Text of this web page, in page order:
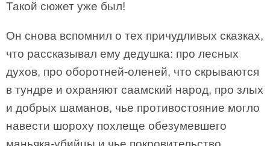
Такой сюжет уже был!
Он снова вспомнил о тех причудливых сказках,
что рассказывал ему дедушка: про лесных
духов, про оборотней-оленей, что скрываются
в тундре и охраняют саамский народ, про злых
и добрых шаманов, чье противостояние могло
навести шороху похлеще обезумевшего